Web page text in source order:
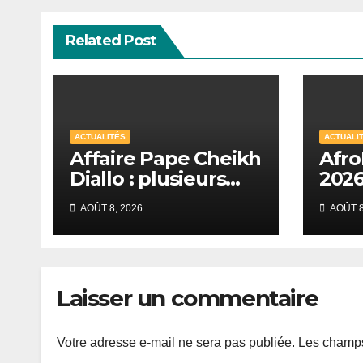
Related Post
ACTUALITÉS
Affaire Pape Cheikh
Diallo : plusieurs
inculpés libérés
après un non-lieu
partiel
AOÛT 8, 2026 AOÛT
Laisser un commentaire
Votre adresse e-mail ne sera pas publiée. Les